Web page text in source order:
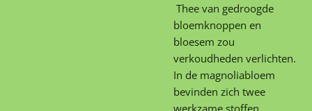
Thee van gedroogde
bloemknoppen en
bloesem zou
verkoudheden verlichten.
In de magnoliabloem
bevinden zich twee
werkzame stoffen